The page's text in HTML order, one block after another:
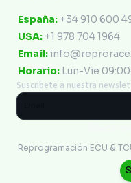
España: +34 910 600
USA: +1 978 704 1964
Email:
Horario: Lun-Vie
Suscribete a nuestra
Reprogramación ECU &